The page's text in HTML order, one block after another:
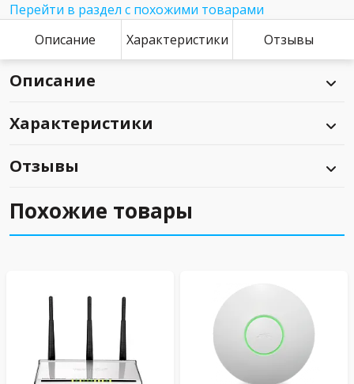
Перейти в раздел с похожими товарами
Описание
Характеристики Отзывы
Описание
Характеристики
Отзывы
Похожие товары